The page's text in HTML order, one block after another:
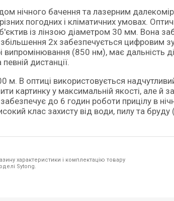
погодних і кліматичних умовах.
із лінзою діаметром 30 мм. Вона
2х забезпечується цифровим
(850 нм), має дальність
дистанції.
м. В оптиці використовується
картинку у максимальній якості, але й
до 6 годин роботи прицілу в
клас захисту від води, пилу та бруду
характеристики і комплектацію товару
Sytong.